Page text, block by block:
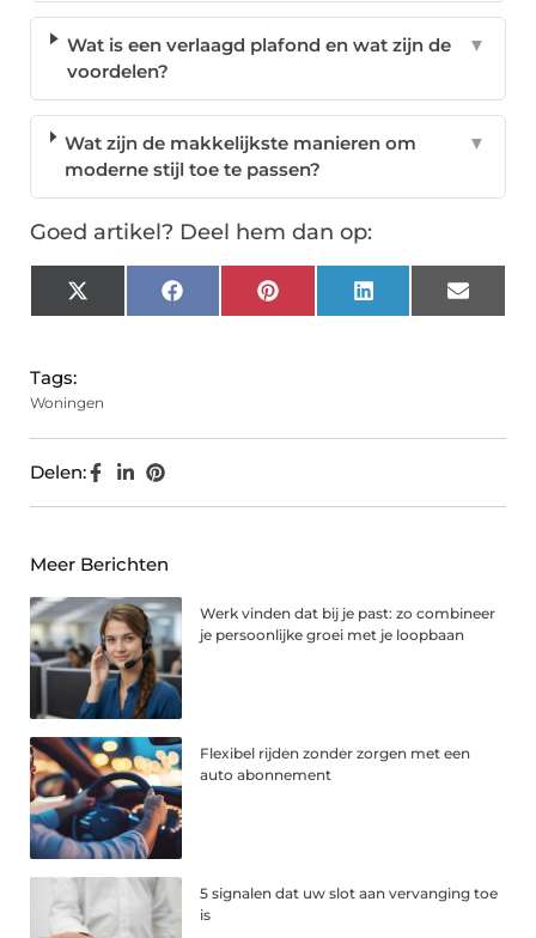
Wat is een verlaagd plafond en wat zijn de
voordelen?
▼
Wat zijn de makkelijkste manieren om
moderne stijl toe te passen?
▼
Goed artikel? Deel hem dan op:
X
(Twitter)
FacebookPinterest LinkedIn Email
Tags:
Woningen
Delen:
Meer Berichten
Werk vinden dat bij je past: zo combineer
je persoonlijke groei met je loopbaan
Flexibel rijden zonder zorgen met een
auto abonnement
5 signalen dat uw slot aan vervanging toe
is